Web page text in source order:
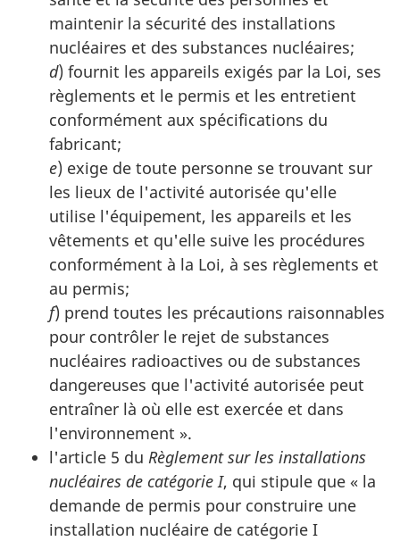
maintenir la sécurité des installations
nucléaires et des substances nucléaires;
d) fournit les appareils exigés par la Loi, ses
règlements et le permis et les entretient
conformément aux spécifications du
fabricant;
e) exige de toute personne se trouvant sur
les lieux de l'activité autorisée qu'elle
utilise l'équipement, les appareils et les
vêtements et qu'elle suive les procédures
conformément à la Loi, à ses règlements et
au permis;
f) prend toutes les précautions raisonnables
pour contrôler le rejet de substances
nucléaires radioactives ou de substances
dangereuses que l'activité autorisée peut
entraîner là où elle est exercée et dans
l'environnement ».
l'article 5 du Règlement sur les installations
nucléaires de catégorie I, qui stipule que « la
demande de permis pour construire une
installation nucléaire de catégorie I